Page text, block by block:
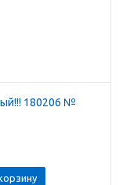
180206 №